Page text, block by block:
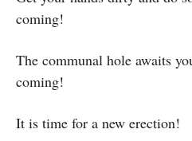
coming!
The communal hole awaits
coming!
It is time for a new erection!